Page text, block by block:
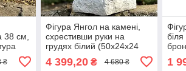
38 см,
₴
Фігура Янгол на камені,
схрестивши руки на
грудях білий (50х24х24
см), скульптура ангела на
могилу, скульптура ангел
4 399,20₴ 4 680 ₴ 1